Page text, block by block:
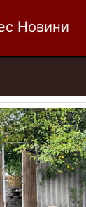
Новини